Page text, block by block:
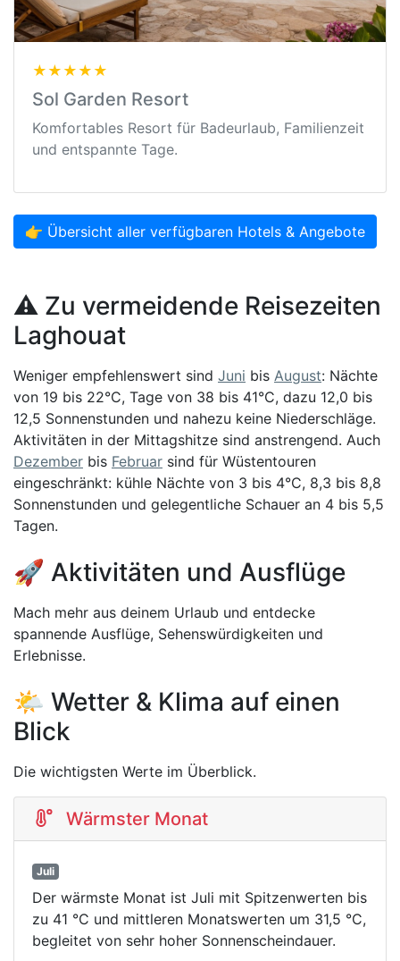
★★★★★
Sol Garden Resort
Komfortables Resort für Badeurlaub, Familienzeit
und entspannte Tage.
👉 Übersicht aller verfügbaren Hotels & Angebote
⚠️ Zu vermeidende Reisezeiten
Laghouat
Weniger empfehlenswert sind Juni bis August: Nächte
von 19 bis 22°C, Tage von 38 bis 41°C, dazu 12,0 bis
12,5 Sonnenstunden und nahezu keine Niederschläge.
Aktivitäten in der Mittagshitze sind anstrengend. Auch
Dezember bis Februar sind für Wüstentouren
eingeschränkt: kühle Nächte von 3 bis 4°C, 8,3 bis 8,8
Sonnenstunden und gelegentliche Schauer an 4 bis 5,5
Tagen.
🚀 Aktivitäten und Ausflüge
Mach mehr aus deinem Urlaub und entdecke
spannende Ausflüge, Sehenswürdigkeiten und
Erlebnisse.
🌤️ Wetter & Klima auf einen
Blick
Die wichtigsten Werte im Überblick.
Wärmster Monat
Juli
Der wärmste Monat ist Juli mit Spitzenwerten bis
zu 41 °C und mittleren Monatswerten um 31,5 °C,
begleitet von sehr hoher Sonnenscheindauer.